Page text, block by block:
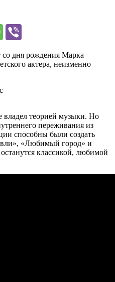
со дня рождения Марка
актера, неизменно
владел теорией музыки. Но
переживания из
способны были создать
«Любимый город» и
классикой, любимой